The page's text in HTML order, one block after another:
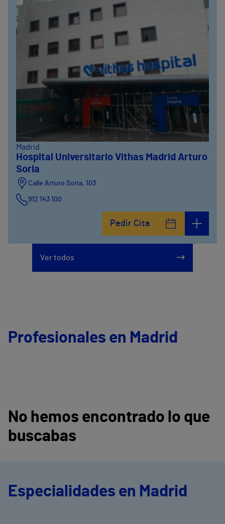
Madrid
Hospital Universitario Vithas Madrid Arturo
Soria
Calle Arturo Soria, 103
912 143 100
Pedir Cita
Ver todos
Profesionales en Madrid
No hemos encontrado lo que
buscabas
Especialidades en Madrid